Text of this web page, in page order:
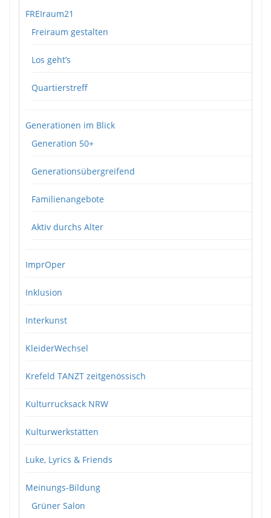
FREIraum21
Freiraum gestalten
Los geht’s
Quartierstreff
Generationen im Blick
Generation 50+
Generationsübergreifend
Familienangebote
Aktiv durchs Alter
ImprOper
Inklusion
Interkunst
KleiderWechsel
Krefeld TANZT zeitgenössisch
Kulturrucksack NRW
Kulturwerkstätten
Luke, Lyrics & Friends
Meinungs-Bildung
Grüner Salon